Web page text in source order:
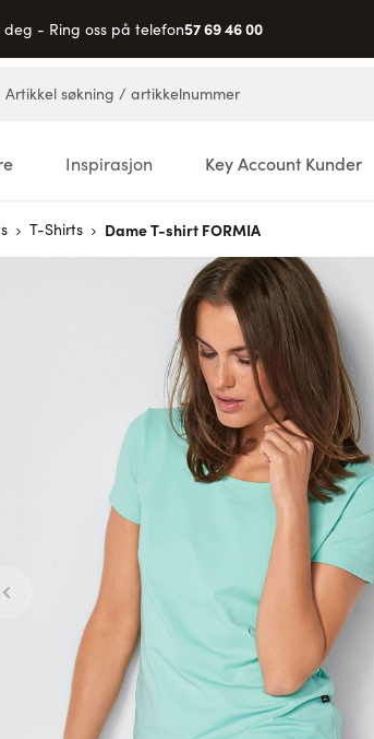
- Ring oss på telefon57 69 46 00
Inspirasjon Key Account Kunder
T-Shirts Dame T-shirt FORMIA